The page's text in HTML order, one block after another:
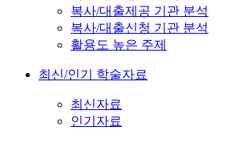
복사/대출제공 기관 분석
복사/대출신청 기관 분석
활용도 높은 주제
최신/인기 학술자료
최신자료
인기자료